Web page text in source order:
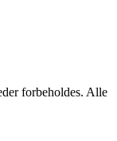
forbeholdes. Alle